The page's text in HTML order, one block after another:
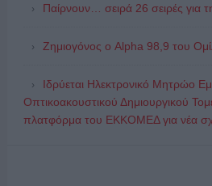
Παίρνουν… σειρά 26 σειρές για
Ζημιογόνος ο Alpha 98,9 του
Ιδρύεται Ηλεκτρονικό Μητρώο
Οπτικοακουστικού Δημιουργικού
πλατφόρμα του ΕΚΚΟΜΕΔ για νέα